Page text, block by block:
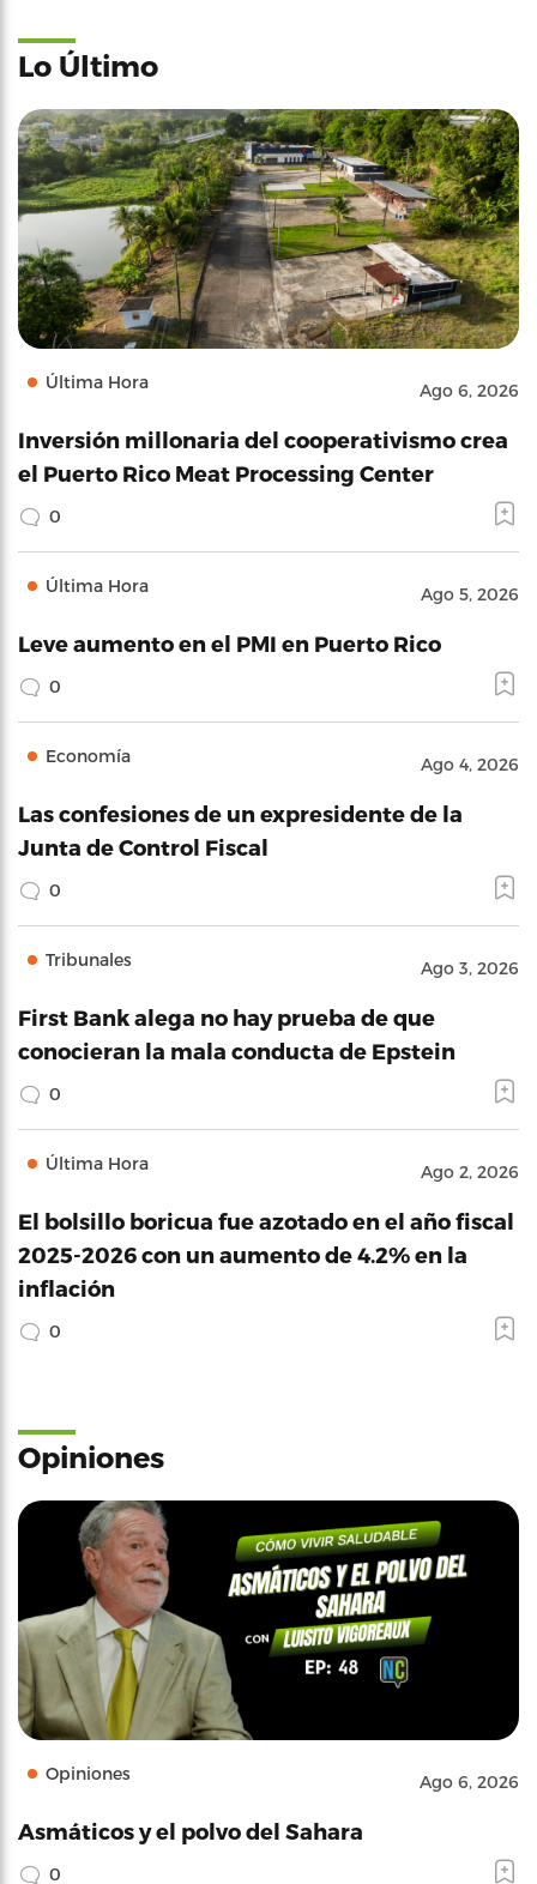
Lo Último
Última Hora Ago 6, 2026
Inversión millonaria del cooperativismo crea
el Puerto Rico Meat Processing Center
0
Última Hora Ago 5, 2026
Leve aumento en el PMI en Puerto Rico
0
Economía Ago 4, 2026
Las confesiones de un expresidente de la
Junta de Control Fiscal
0
Tribunales Ago 3, 2026
First Bank alega no hay prueba de que
conocieran la mala conducta de Epstein
0
Última Hora Ago 2, 2026
El bolsillo boricua fue azotado en el año fiscal
2025-2026 con un aumento de 4.2% en la
inflación
0
Opiniones
Opiniones Ago 6, 2026
Asmáticos y el polvo del Sahara
0